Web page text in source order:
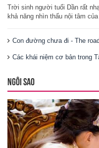
Trời sinh người tuổi Dần rất
khả năng nhìn thấu nội tâm của
Con đường chưa đi - The
Các khái niệm cơ bản trong
NGÔI SAO